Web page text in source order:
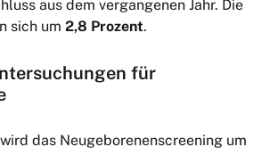
aus dem vergangenen Jahr. Die
sich um 2,8 Prozent.
für
wird das Neugeborenenscreening um